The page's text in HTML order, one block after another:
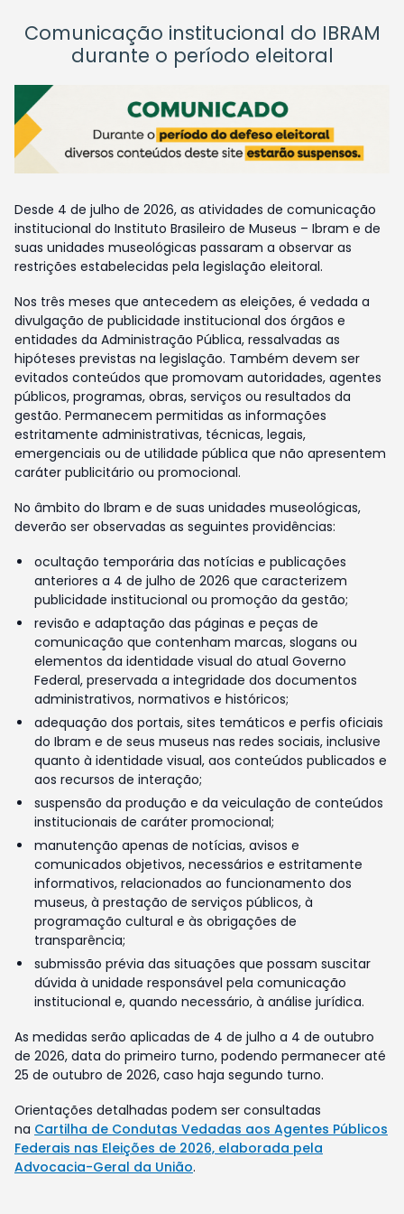
Comunicação institucional do IBRAM
durante o período eleitoral
Desde 4 de julho de 2026, as atividades de comunicação
institucional do Instituto Brasileiro de Museus – Ibram e de
suas unidades museológicas passaram a observar as
restrições estabelecidas pela legislação eleitoral.
Nos três meses que antecedem as eleições, é vedada a
divulgação de publicidade institucional dos órgãos e
entidades da Administração Pública, ressalvadas as
hipóteses previstas na legislação. Também devem ser
evitados conteúdos que promovam autoridades, agentes
públicos, programas, obras, serviços ou resultados da
gestão. Permanecem permitidas as informações
estritamente administrativas, técnicas, legais,
emergenciais ou de utilidade pública que não apresentem
caráter publicitário ou promocional.
No âmbito do Ibram e de suas unidades museológicas,
deverão ser observadas as seguintes providências:
ocultação temporária das notícias e publicações
anteriores a 4 de julho de 2026 que caracterizem
publicidade institucional ou promoção da gestão;
revisão e adaptação das páginas e peças de
comunicação que contenham marcas, slogans ou
elementos da identidade visual do atual Governo
Federal, preservada a integridade dos documentos
administrativos, normativos e históricos;
adequação dos portais, sites temáticos e perfis oficiais
do Ibram e de seus museus nas redes sociais, inclusive
quanto à identidade visual, aos conteúdos publicados e
aos recursos de interação;
suspensão da produção e da veiculação de conteúdos
institucionais de caráter promocional;
manutenção apenas de notícias, avisos e
comunicados objetivos, necessários e estritamente
informativos, relacionados ao funcionamento dos
museus, à prestação de serviços públicos, à
programação cultural e às obrigações de
transparência;
submissão prévia das situações que possam suscitar
dúvida à unidade responsável pela comunicação
institucional e, quando necessário, à análise jurídica.
As medidas serão aplicadas de 4 de julho a 4 de outubro
de 2026, data do primeiro turno, podendo permanecer até
25 de outubro de 2026, caso haja segundo turno.
Orientações detalhadas podem ser consultadas
na Cartilha de Condutas Vedadas aos Agentes Públicos
Federais nas Eleições de 2026, elaborada pela
Advocacia-Geral da União.